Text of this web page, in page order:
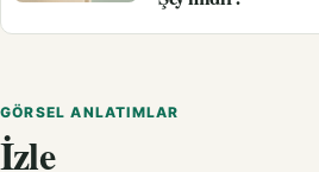
GÖRSEL ANLATIMLAR
İzle